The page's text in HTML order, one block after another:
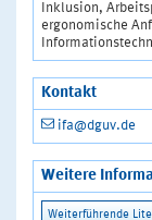
Inklusion,
ergonomische
Kontakt
ifa@dguv.de
Weitere